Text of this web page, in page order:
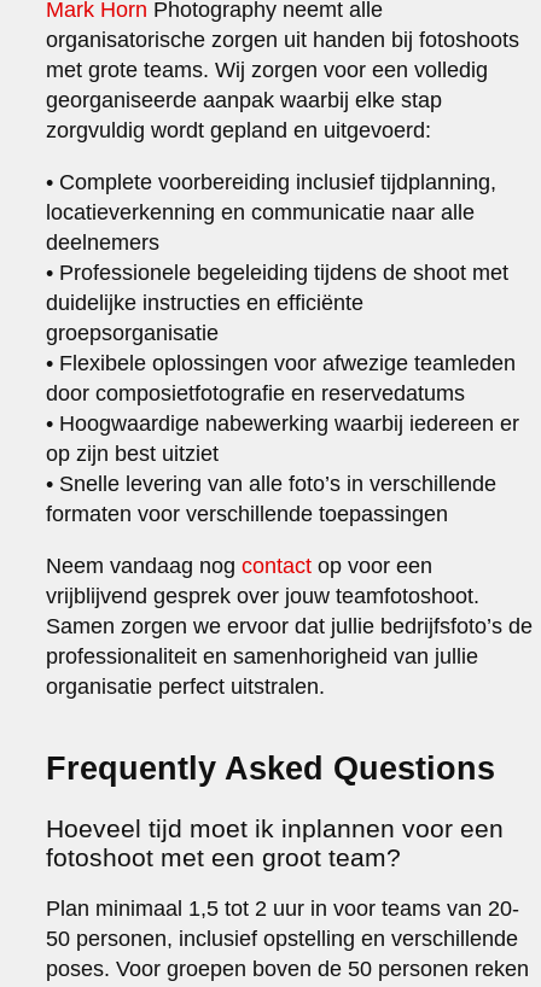
Mark Horn Photography neemt alle
organisatorische zorgen uit handen bij fotoshoots
met grote teams. Wij zorgen voor een volledig
georganiseerde aanpak waarbij elke stap
zorgvuldig wordt gepland en uitgevoerd:
• Complete voorbereiding inclusief tijdplanning,
locatieverkenning en communicatie naar alle
deelnemers
• Professionele begeleiding tijdens de shoot met
duidelijke instructies en efficiënte
groepsorganisatie
• Flexibele oplossingen voor afwezige teamleden
door composietfotografie en reservedatums
• Hoogwaardige nabewerking waarbij iedereen er
op zijn best uitziet
• Snelle levering van alle foto’s in verschillende
formaten voor verschillende toepassingen
Neem vandaag nogcontact op voor een
vrijblijvend gesprek over jouw teamfotoshoot.
Samen zorgen we ervoor dat jullie bedrijfsfoto’s de
professionaliteit en samenhorigheid van jullie
organisatie perfect uitstralen.
Frequently Asked Questions
Hoeveel tijd moet ik inplannen voor een
fotoshoot met een groot team?
Plan minimaal 1,5 tot 2 uur in voor teams van 20-
50 personen, inclusief opstelling en verschillende
poses. Voor groepen boven de 50 personen reken